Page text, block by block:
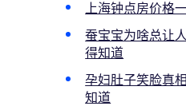
上海钟点房价格
蚕宝宝为啥总让
得知道
孕妇肚子笑脸真
知道